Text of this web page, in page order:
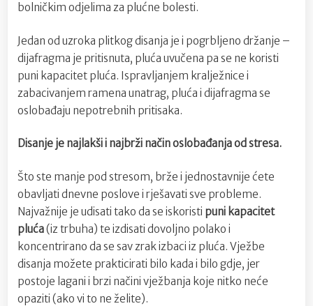
bolničkim odjelima za plućne bolesti.
Jedan od uzroka plitkog disanja je i pogrbljeno držanje –
dijafragma je pritisnuta, pluća uvučena pa se ne koristi
puni kapacitet pluća. Ispravljanjem kralježnice i
zabacivanjem ramena unatrag, pluća i dijafragma se
oslobađaju nepotrebnih pritisaka.
Disanje je najlakši i najbrži način oslobađanja od stresa.
Što ste manje pod stresom, brže i jednostavnije ćete
obavljati dnevne poslove i rješavati sve probleme.
Najvažnije je udisati tako da se iskoristi puni kapacitet
pluća(iz trbuha) te izdisati dovoljno polako i
koncentrirano da se sav zrak izbaci iz pluća. Vježbe
disanja možete prakticirati bilo kada i bilo gdje, jer
postoje lagani i brzi načini vježbanja koje nitko neće
opaziti (ako vi to ne želite).